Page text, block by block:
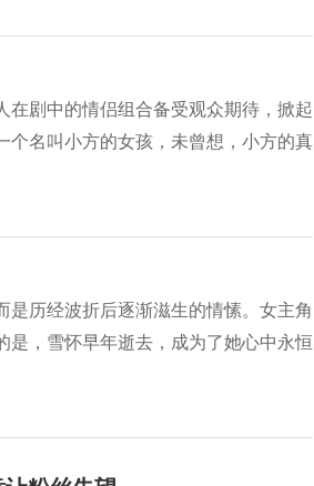
在剧中的情侣组合备受观众期待，掀起
个名叫小方的女孩，未曾想，小方的真
历经波折后逐渐滋生的情愫。女主角
，雪怀早年逝去，成为了她心中永恒